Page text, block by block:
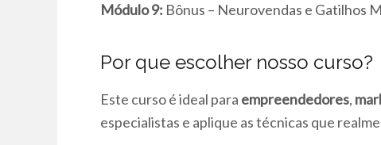
Módulo 9: Bônus – Neurovendas e Gatilhos
Por que escolher nosso curso?
Este curso é ideal para empreendedores,
especialistas e aplique as técnicas que